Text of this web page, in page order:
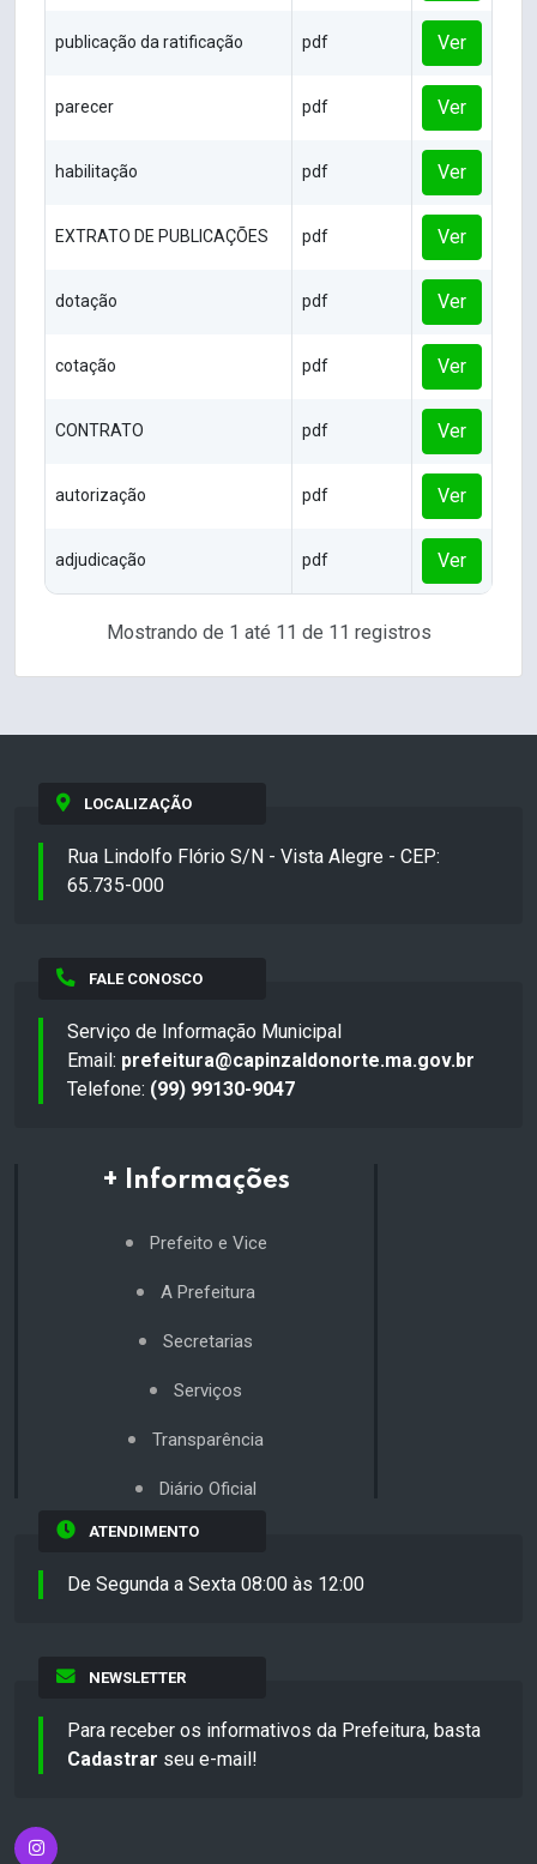
publicação da ratificação pdf Ver
parecer pdf Ver
habilitação pdf Ver
EXTRATO DE PUBLICAÇÕES pdf Ver
dotação pdf Ver
cotação pdf Ver
CONTRATO pdf Ver
autorização pdf Ver
adjudicação pdf Ver
Mostrando de 1 até 11 de 11 registros
LOCALIZAÇÃO
Rua Lindolfo Flório S/N - Vista Alegre - CEP:
65.735-000
FALE CONOSCO
Serviço de Informação Municipal
Email: prefeitura@capinzaldonorte.ma.gov.br
Telefone: (99) 99130-9047
+ Informações
Prefeito e Vice
A Prefeitura
Secretarias
Serviços
Transparência
Diário Oficial
ATENDIMENTO
De Segunda a Sexta 08:00 às 12:00
NEWSLETTER
Para receber os informativos da Prefeitura, basta
Cadastrar seu e-mail!